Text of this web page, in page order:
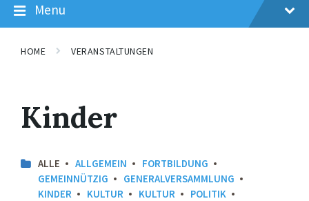
Menu
HOME VERANSTALTUNGEN
Kinder
ALLE ALLGEMEIN
FORTBILDUNG
GEMEINNÜTZIG
GENERALVERSAMMLUNG
KINDER
KULTUR KULTUR
POLITIK